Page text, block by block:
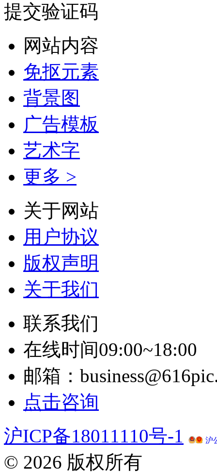
提交验证码
网站内容
免抠元素
背景图
广告模板
艺术字
更多 >
关于网站
用户协议
版权声明
关于我们
联系我们
在线时间09:00~18:00
邮箱：
点击咨询
沪ICP备18011110号-1
沪
© 2026 版权所有